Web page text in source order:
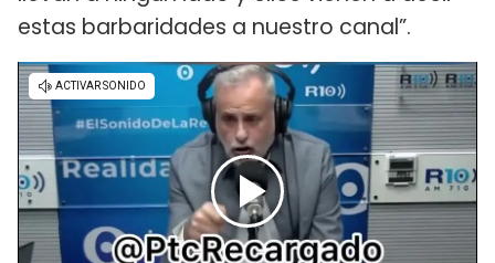
estas barbaridades a nuestro canal”.